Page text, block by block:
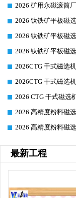
2026 矿用永磁滚筒
2026 钛铁矿平板磁
2026 钛铁矿平板磁
2026 钛铁矿平板磁
2026CTG 干式磁选
2026CTG 干式磁选
2026 CTG 干式磁选
2026 高精度粉料磁
2026 高精度粉料磁
最新工程